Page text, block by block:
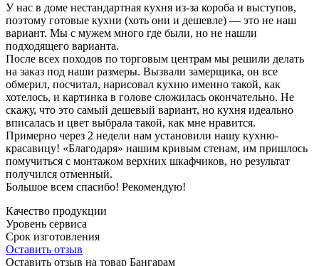
У нас в доме нестандартная кухня из-за короба и выступов,
поэтому готовые кухни (хоть они и дешевле) — это не наш
вариант. Мы с мужем много где были, но не нашли
подходящего варианта.
После всех походов по торговым центрам мы решили делать
на заказ под наши размеры. Вызвали замерщика, он все
обмерил, посчитал, нарисовал кухню именно такой, как
хотелось, и картинка в голове сложилась окончательно. Не
скажу, что это самый дешевый вариант, но кухня идеально
вписалась и цвет выбрала такой, как мне нравится.
Примерно через 2 недели нам установили нашу кухню-
красавицу! «Благодаря» нашим кривым стенам, им пришлось
помучиться с монтажом верхних шкафчиков, но результат
получился отменный.
Большое всем спасибо! Рекомендую!
Качество продукции
Уровень сервиса
Срок изготовления
Оставить отзыв
Оставить отзыв на товар Бангарам